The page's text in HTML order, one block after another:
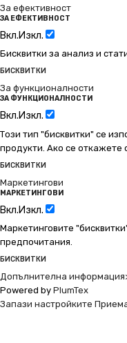
За ефективност
ЗА ЕФЕКТИВНОСТ
Вкл.Изкл.
Бисквитки за анализ и
БИСКВИТКИ
За функционалности
ЗА ФУНКЦИОНАЛНОСТИ
Вкл.Изкл.
Този тип "бисквитки" се
продукти. Ако се откажете
БИСКВИТКИ
Маркетингови
МАРКЕТИНГОВИ
Вкл.Изкл.
Маркетинговите
предпочитания.
БИСКВИТКИ
Допълнителна
Powered by PlumTex
Запази настройките